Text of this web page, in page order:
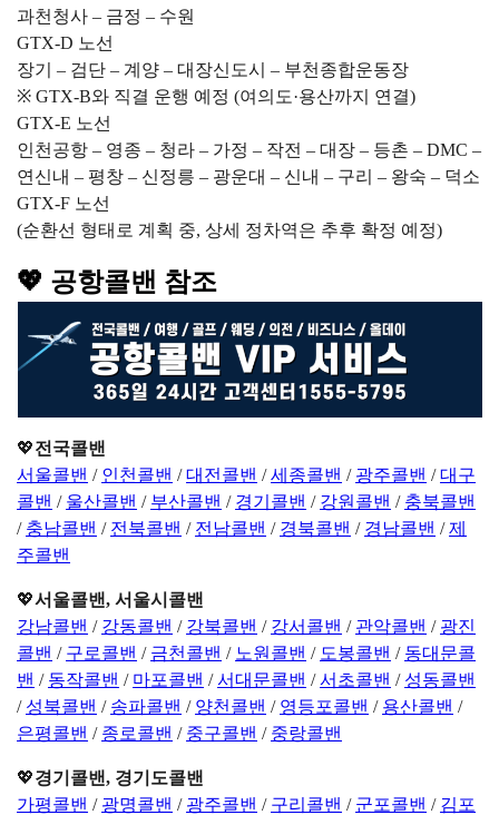
과천청사 – 금정 – 수원
GTX-D 노선
장기 – 검단 – 계양 – 대장신도시 – 부천종합운동장
※ GTX-B와 직결 운행 예정 (여의도·용산까지 연결)
GTX-E 노선
인천공항 – 영종 – 청라 – 가정 – 작전 – 대장 – 등촌 – DMC –
연신내 – 평창 – 신정릉 – 광운대 – 신내 – 구리 – 왕숙 – 덕소
GTX-F 노선
(순환선 형태로 계획 중, 상세 정차역은 추후 확정 예정)
💖 공항콜밴 참조
💖전국콜밴
서울콜밴 / 인천콜밴 /대전콜밴 /세종콜밴 / 광주콜밴 /대구
콜밴 / 울산콜밴 / 부산콜밴 / 경기콜밴 / 강원콜밴 / 충북콜밴
/ 충남콜밴 / 전북콜밴 / 전남콜밴 / 경북콜밴 / 경남콜밴 /제
주콜밴
💖서울콜밴, 서울시콜밴
강남콜밴 / 강동콜밴 / 강북콜밴 / 강서콜밴 / 관악콜밴 / 광진
콜밴 / 구로콜밴 / 금천콜밴 / 노원콜밴 / 도봉콜밴 / 동대문콜
밴 / 동작콜밴 / 마포콜밴 /서대문콜밴 /서초콜밴 / 성동콜밴
/ 성북콜밴 / 송파콜밴 / 양천콜밴 / 영등포콜밴 / 용산콜밴 /
은평콜밴 / 종로콜밴 / 중구콜밴 / 중랑콜밴
💖경기콜밴, 경기도콜밴
가평콜밴 / 광명콜밴 / 광주콜밴 / 구리콜밴 / 군포콜밴 / 김포